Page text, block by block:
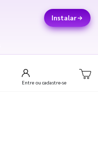
Instalar
Entre ou cadastre-se